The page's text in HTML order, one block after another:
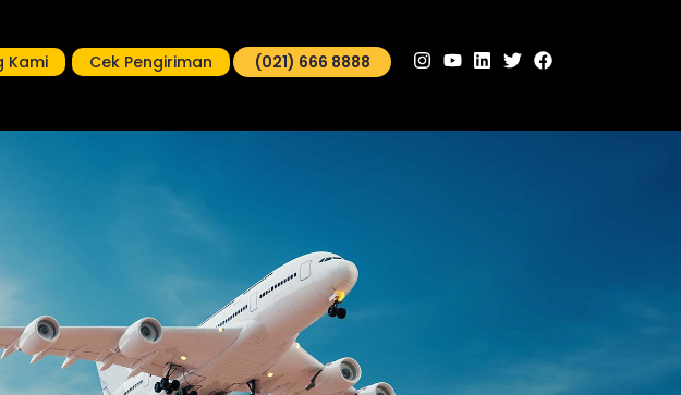
Kami Cek Pengiriman (021) 666 8888